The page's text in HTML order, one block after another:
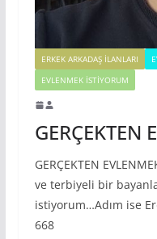
ERKEK ARKADAŞ ILANLARI
EVLENMEK İSTIYORUM
GERÇEKTEN
GERÇEKTEN
ve terbiyeli bir
istiyorum…Adım ise
668